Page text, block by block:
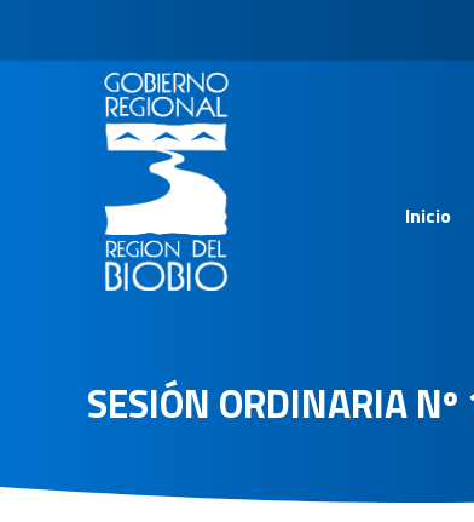
Inicio
SESIÓN ORDINARIA